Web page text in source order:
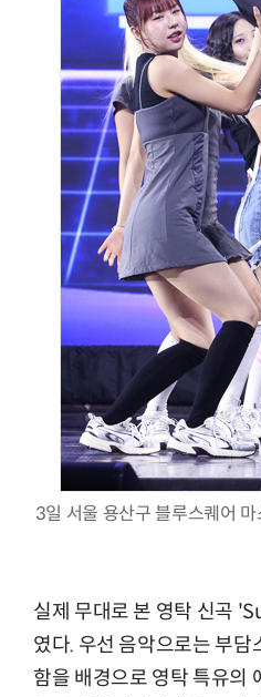
3일 서울 용산구 블루스퀘어
실제 무대로 본 영탁 신곡
였다. 우선 음악으로는 부
함을 배경으로 영탁 특유의